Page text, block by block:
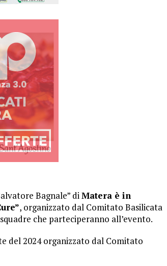
Bagnale” diMatera è in
, organizzato dal Comitato Basilicata
che parteciperanno all’evento.
del 2024 organizzato dal Comitato